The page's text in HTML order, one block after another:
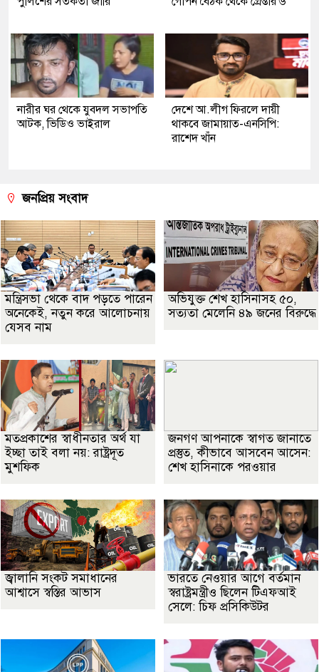
নারীর ঘর থেকে যুবদল সভাপতি
আটক, ভিডিও ভাইরাল
দেশে আ.লীগ ফিরলে দায়ী
থাকবে জামায়াত-এনসিপি:
রাশেদ খাঁন
জনপ্রিয় সংবাদ
মন্ত্রিসভা থেকে বাদ পড়তে পারেন
অনেকেই, নতুন করে আলোচনায়
যেসব নাম
অভিযুক্ত শেখ হাসিনাসহ ৫০,
সত্যতা মেলেনি ৪৯ জনের বিরুদ্ধে
মতপ্রকাশের স্বাধীনতার অর্থ যা
ইচ্ছা তাই বলা নয়: রাষ্ট্রদূত
মুশফিক
জনগণ আপনাকে স্বাগত জানাতে
প্রস্তুত, কীভাবে আসবেন আসেন:
শেখ হাসিনাকে পরওয়ার
জ্বালানি সংকট সমাধানের
আশ্বাসে স্বস্তির আভাস
ভারতে নেওয়ার আগে বর্তমান
স্বরাষ্ট্রমন্ত্রীও ছিলেন টিএফআই
সেলে: চিফ প্রসিকিউটর